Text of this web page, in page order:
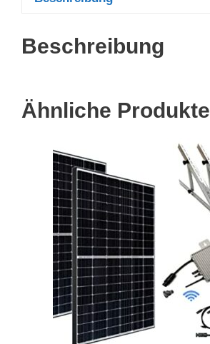
Beschreibung
Ähnliche Produkte